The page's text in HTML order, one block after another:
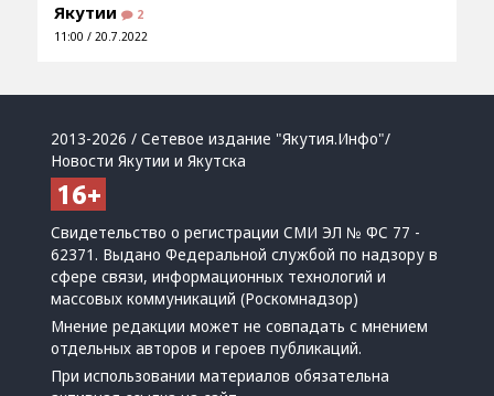
Якутии
2
11:00 / 20.7.2022
2013-2026 / Сетевое издание "Якутия.Инфо"/
Новости Якутии и Якутска
Свидетельство о регистрации СМИ ЭЛ № ФС 77 -
62371. Выдано Федеральной службой по надзору в
сфере связи, информационных технологий и
массовых коммуникаций (Роскомнадзор)
Мнение редакции может не совпадать с мнением
отдельных авторов и героев публикаций.
При использовании материалов обязательна